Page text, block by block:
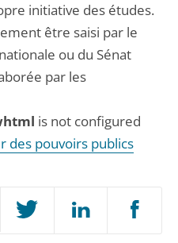
initiative des études.
être saisi par le
ou du Sénat
par les
is not configured
des pouvoirs publics